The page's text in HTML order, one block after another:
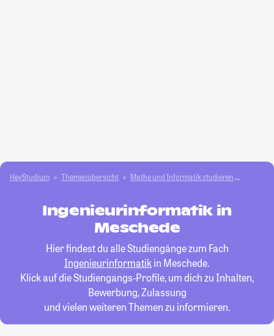
HeyStudium Themenübersicht Mathe und Informatik studieren
Ingenieurinformatik in
Meschede
Hier findest du alle Studiengänge zum Fach
Ingenieurinformatikin Meschede.
Klick auf die Studiengangs-Profile, um dich zu Inhalten,
Bewerbung, Zulassung
und vielen weiteren Themen zu informieren.